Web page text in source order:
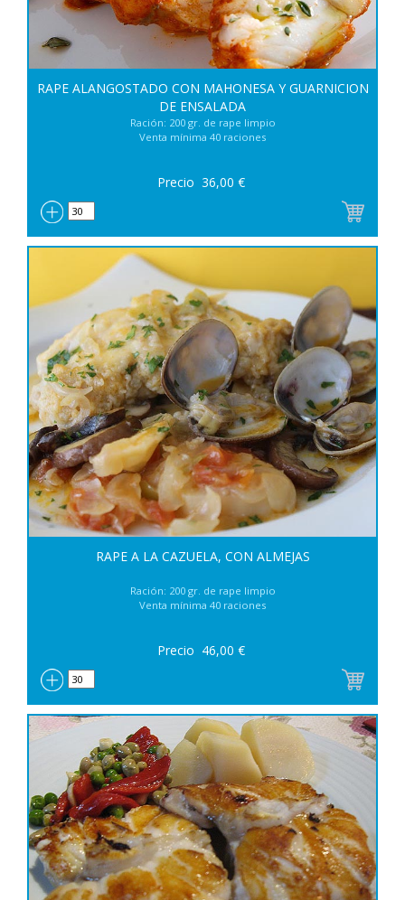
RAPE ALANGOSTADO CON MAHONESA Y GUARNICION
DE ENSALADA
Ración: 200 gr. de rape limpio
Venta mínima 40 raciones
Precio 36,00 €
RAPE A LA CAZUELA, CON ALMEJAS
Ración: 200 gr. de rape limpio
Venta mínima 40 raciones
Precio 46,00 €